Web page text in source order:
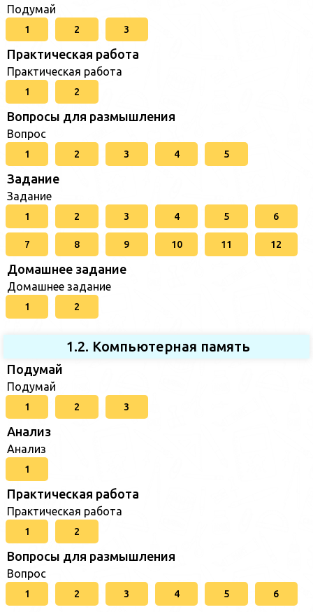
Подумай
1 2 3
Практическая работа
Практическая работа
1 2
Вопросы для размышления
Вопрос
1 2 3 4 5
Задание
Задание
1 2 3 4 5 6
7 8 9 10 11 12
Домашнее задание
Домашнее задание
1 2
1.2. Компьютерная память
Подумай
Подумай
1 2 3
Анализ
Анализ
1
Практическая работа
Практическая работа
1 2
Вопросы для размышления
Вопрос
1 2 3 4 5 6